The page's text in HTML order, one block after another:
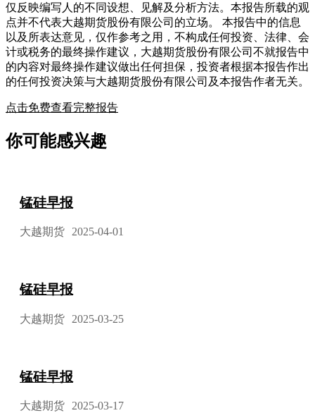
仅反映编写人的不同设想、见解及分析方法。本报告所载的观
点并不代表大越期货股份有限公司的立场。 本报告中的信息
以及所表达意见，仅作参考之用，不构成任何投资、法律、会
计或税务的最终操作建议，大越期货股份有限公司不就报告中
的内容对最终操作建议做出任何担保，投资者根据本报告作出
的任何投资决策与大越期货股份有限公司及本报告作者无关。
点击免费查看完整报告
你可能感兴趣
锰硅早报
大越期货 2025-04-01
锰硅早报
大越期货 2025-03-25
锰硅早报
大越期货 2025-03-17